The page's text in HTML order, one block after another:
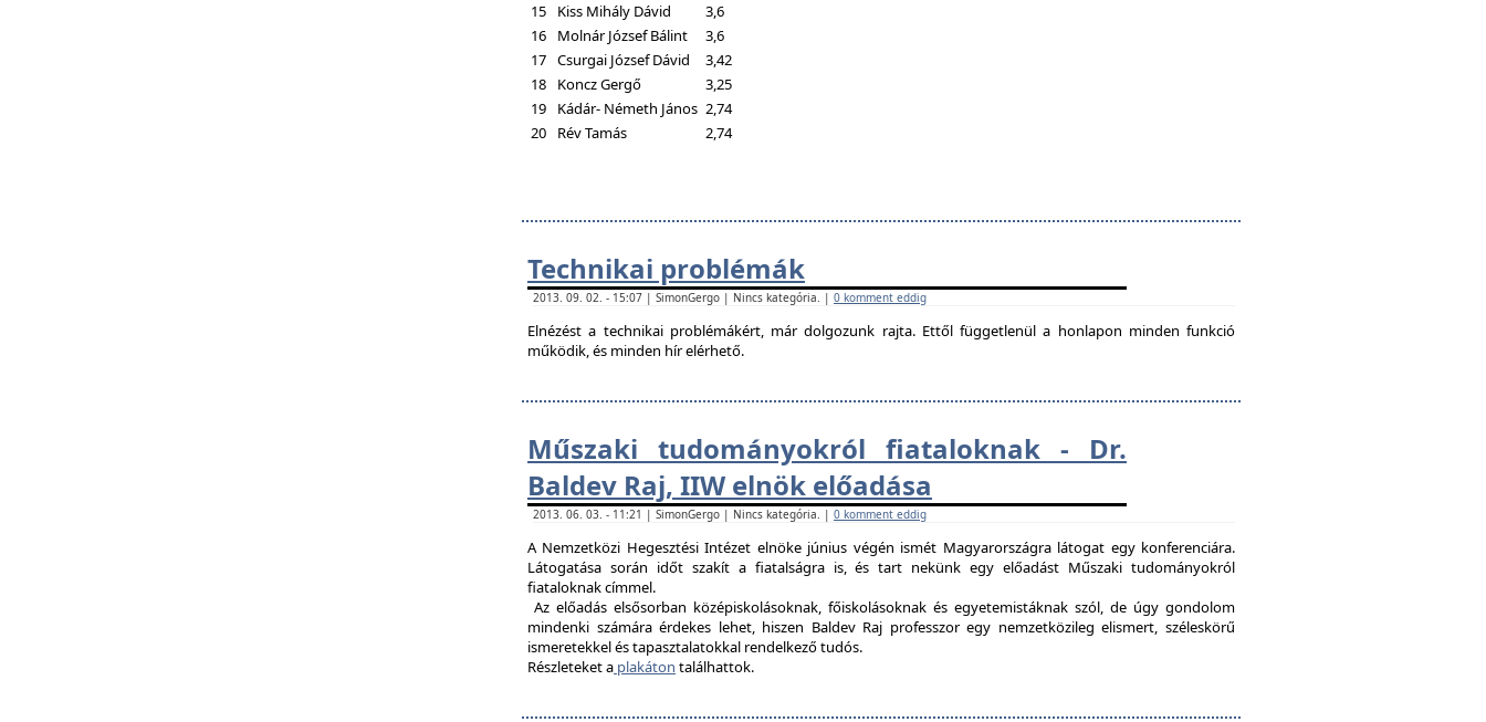
15
Kiss Mihály Dávid
3,6
16
Molnár József Bálint
3,6
17 Csurgai József Dávid
3,42
18
Koncz Gergő
3,25
19
Kádár- Németh János 2,74
20
Rév Tamás 2,74
Technikai problémák
2013. 09. 02. - 15:07 | SimonGergo | Nincs kategória. | 0 komment eddig
Elnézést a technikai problémákért, már dolgozunk rajta. Ettől függetlenül a honlapon minden funkció
működik, és minden hír elérhető.
Műszaki tudományokról fiataloknak - Dr.
Baldev Raj, IIW elnök előadása
2013. 06. 03. - 11:21 | SimonGergo | Nincs kategória. | 0 komment eddig
A Nemzetközi Hegesztési Intézet elnöke június végén ismét Magyarországra látogat egy konferenciára.
Látogatása során időt szakít a fiatalságra is, és tart nekünk egy előadást Műszaki tudományokról
fiataloknak címmel.
Az előadás elsősorban középiskolásoknak, főiskolásoknak és egyetemistáknak szól, de úgy gondolom
mindenki számára érdekes lehet, hiszen Baldev Raj professzor egy nemzetközileg elismert, széleskörű
ismeretekkel és tapasztalatokkal rendelkező tudós.
Részleteket a plakáton találhattok.